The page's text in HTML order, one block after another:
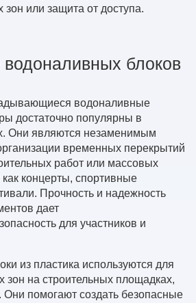
зон или защита от доступа.
блоков
водоналивные
достаточно популярны в
Они являются незаменимым
временных перекрытий
работ или массовых
концерты, спортивные
Прочность и надежность
дает
для участников и
из пластика используются для
зон на строительных площадках,
Они помогают создать безопасные